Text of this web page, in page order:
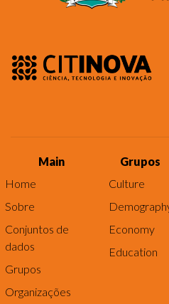
Main
Home
Sobre
Conjuntos de
dados
Grupos
Organizações
Grupos
Culture
Economy
Education